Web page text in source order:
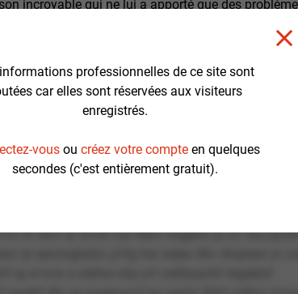
incroyable qui ne lui a apporté que des
de son meilleur ami, NZONZI, un escroc
dans son église pendant ses offices. Un jour, les
pour guérir le Président d'un mal
cnf qbezve à zêzr yr fby bh à zêzr yn oryyr égbvyr,
rh raivr qr snver har féevr nhgbhe qr yn cbyvgvdhr,
professionnelles de ce site sont
car elles sont réservées aux visiteurs
enregistrés.
vous ou créez votre compte en quelques
secondes (c'est entièrement gratuit).